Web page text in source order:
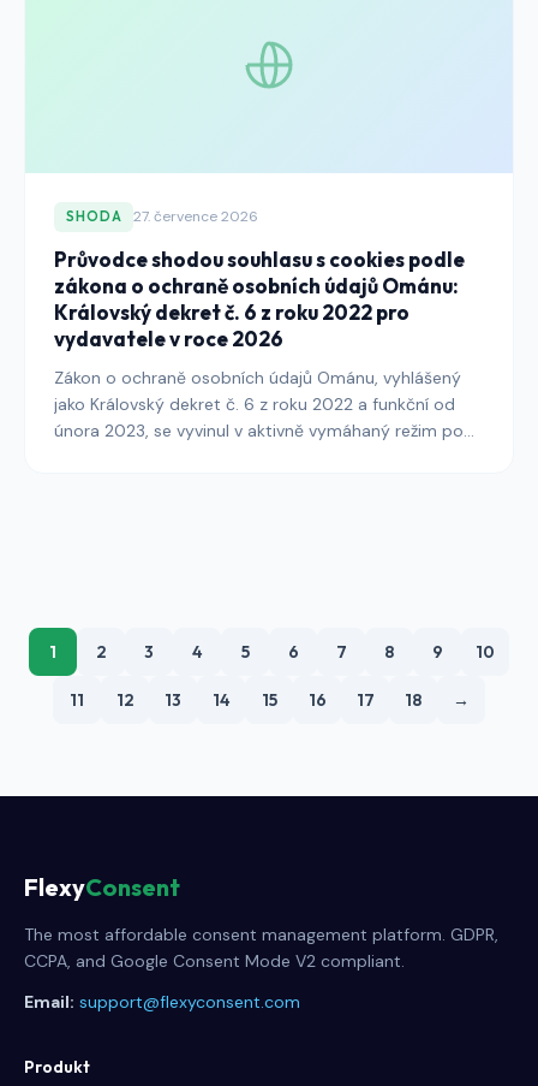
Tento průvodce prochází vzory integrace, které v roce
2026 promění nasazení FullStory v obhajitelnou
součást vrstvy analýzy digitálních zkušeností.
SHODA 27. července 2026
Průvodce shodou souhlasu s cookies podle
zákona o ochraně osobních údajů Ománu:
Královský dekret č. 6 z roku 2022 pro
vydavatele v roce 2026
Zákon o ochraně osobních údajů Ománu, vyhlášený
jako Královský dekret č. 6 z roku 2022 a funkční od
února 2023, se vyvinul v aktivně vymáhaný režim pod
1
2 3 4 5 6 7 8 9 10
11 12 13 14 15 16 17 18 →
FlexyConsent
The most affordable consent management platform. GDPR,
CCPA, and Google Consent Mode V2 compliant.
Email: support@flexyconsent.com
Produkt